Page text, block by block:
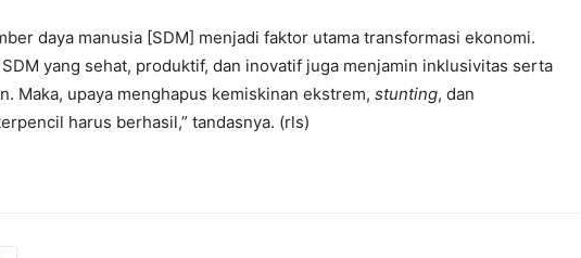
daya manusia [SDM] menjadi faktor utama transformasi ekonomi.
yang sehat, produktif, dan inovatif juga menjamin inklusivitas serta
Maka, upaya menghapus kemiskinan ekstrem, stunting, dan
harus berhasil,” tandasnya. (rls)